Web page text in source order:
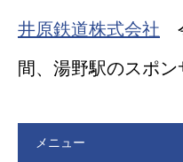
井原鉄道株式会社
間、湯野駅のスポ
メニュー